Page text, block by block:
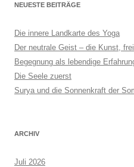
NEUESTE BEITRÄGE
Die innere Landkarte des Yoga
Der neutrale Geist – die Kunst,
Begegnung als lebendige
Die Seele zuerst
Surya und die Sonnenkraft der
ARCHIV
Juli 2026